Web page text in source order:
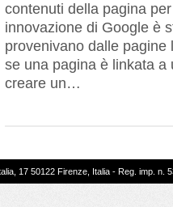
contenuti della pagina
innovazione di Google è
provenivano dalle
se una pagina è linkata a
creare un…
17 50122 Firenze, Italia - Reg. imp.